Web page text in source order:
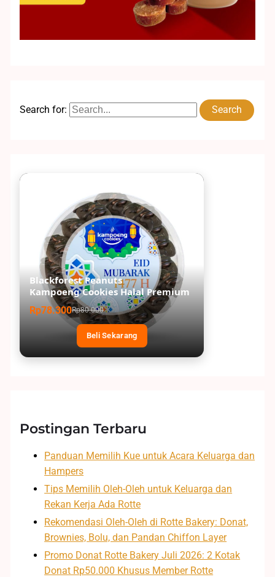
Search for:
Blackforest Peanuts
Kampoeng Cookies Halal Premium
Rp78.300Rp80.000
Beli Sekarang
Postingan Terbaru
Panduan Memilih Kue untuk Acara Keluarga dan
Hampers
Tips Memilih Oleh-Oleh untuk Keluarga dan
Rekan Kerja Ada Rotte
Rekomendasi Oleh-Oleh di Rotte Bakery: Donat,
Brownies, Bolu, dan Pandan Chiffon Layer
Promo Donat Rotte Bakery Juli 2026: 2 Kotak
Donat Rp50.000 Khusus Member Rotte